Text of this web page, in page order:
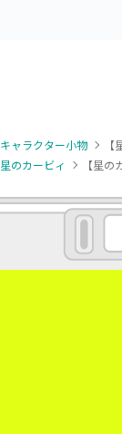
キャラクター小物
星のカービィ 【星